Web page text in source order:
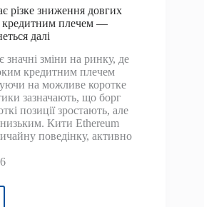
різке зниження довгих
кредитним плечем —
далі
значні зміни на ринку, де
кредитним плечем
на можливе коротке
зазначають, що борг
позиції зростають, але
Кити Ethereum
поведінку, активно